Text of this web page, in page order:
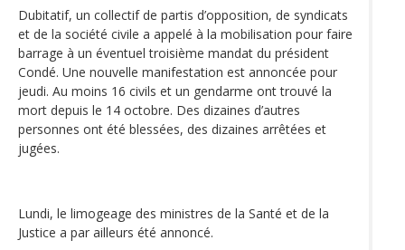
Dubitatif, un collectif de partis d’opposition, de syndicats
et de la société civile a appelé à la mobilisation pour faire
barrage à un éventuel troisième mandat du président
Condé. Une nouvelle manifestation est annoncée pour
jeudi. Au moins 16 civils et un gendarme ont trouvé la
mort depuis le 14 octobre. Des dizaines d’autres
personnes ont été blessées, des dizaines arrêtées et
jugées.
Lundi, le limogeage des ministres de la Santé et de la
Justice a par ailleurs été annoncé.